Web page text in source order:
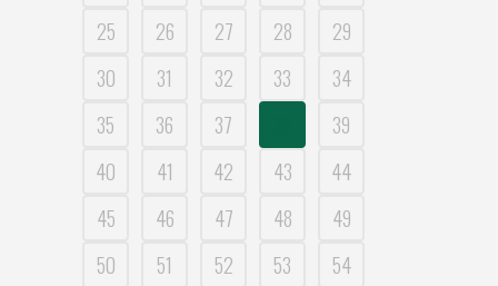
25
26 27 28
29
30
31 32 33
34
35
36 37
39
40
41 42 43
44
45
46 47 48
49
50
51 52 53 54